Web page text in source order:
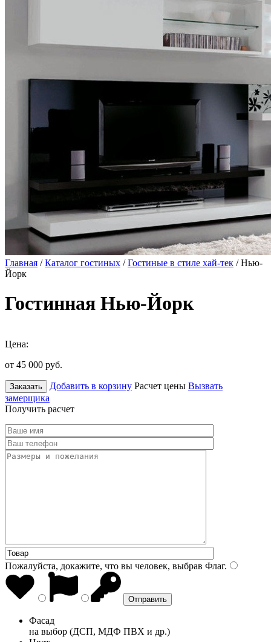
Главная /Каталог гостиных /Гостиные в стиле хай-тек / Нью-
Йорк
Гостинная Нью-Йорк
Цена:
от 45 000 руб.
Заказать Добавить в корзину Расчет цены Вызвать
замерщика
Получить расчет
Пожалуйста, докажите, что вы человек, выбрав Флаг.
Фасад
на выбор (ДСП, МДФ ПВХ и др.)